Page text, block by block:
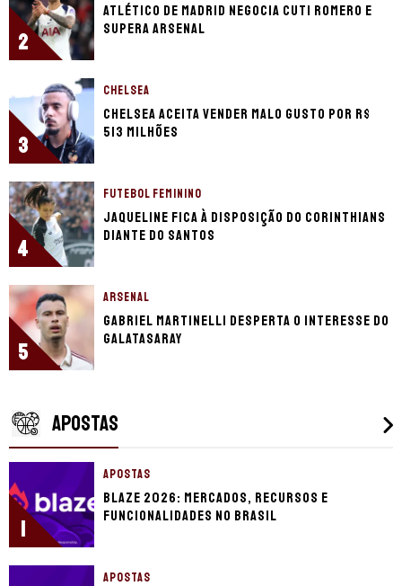
2
Atlético de Madrid negocia Cuti Romero e
supera Arsenal
3
CHELSEA
Chelsea aceita vender Malo Gusto por R$
513 milhões
4
FUTEBOL FEMININO
Jaqueline fica à disposição do Corinthians
diante do Santos
5
ARSENAL
Gabriel Martinelli desperta o interesse do
Galatasaray
APOSTAS
1
APOSTAS
Blaze 2026: mercados, recursos e
funcionalidades no Brasil
APOSTAS